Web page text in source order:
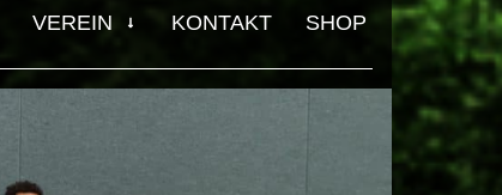
VEREIN KONTAKT SHOP